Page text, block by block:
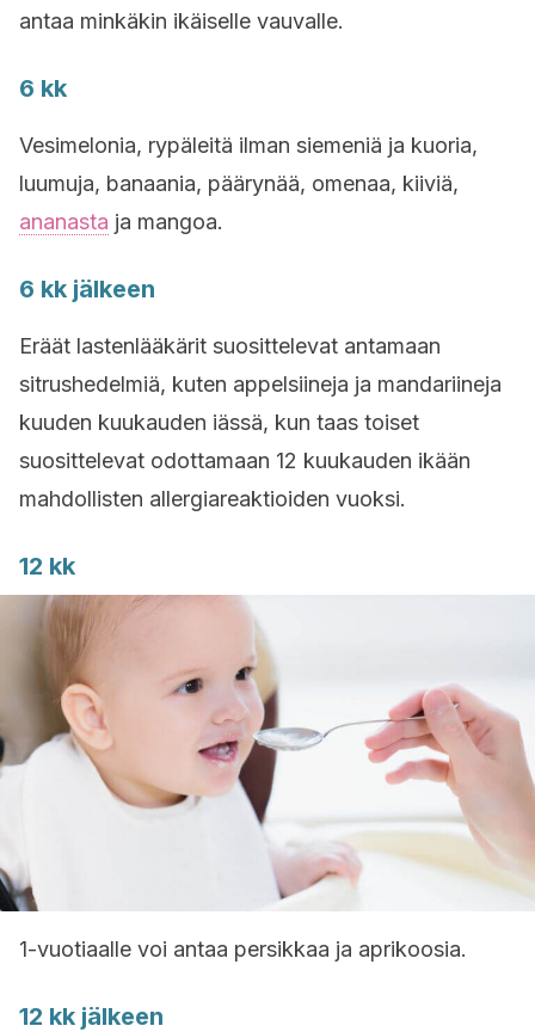
antaa minkäkin ikäiselle vauvalle.
6 kk
Vesimelonia, rypäleitä ilman siemeniä ja kuoria,
luumuja, banaania, päärynää, omenaa, kiiviä,
ananasta ja mangoa.
6 kk jälkeen
Eräät lastenlääkärit suosittelevat antamaan
sitrushedelmiä, kuten appelsiineja ja mandariineja
kuuden kuukauden iässä, kun taas toiset
suosittelevat odottamaan 12 kuukauden ikään
mahdollisten allergiareaktioiden vuoksi.
12 kk
1-vuotiaalle voi antaa persikkaa ja aprikoosia.
12 kk jälkeen